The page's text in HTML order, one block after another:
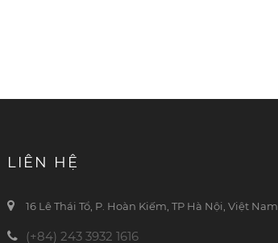
LIÊN HỆ
16 Lê Thái Tổ, P. Hoàn Kiếm, TP Hà Nội, Việt Nam
(+84) 243 3932 1616